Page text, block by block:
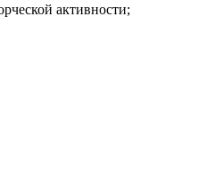
активности;